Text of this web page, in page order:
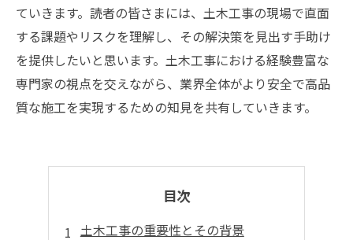
ていきます。読者の皆さまには、土木工事の現場で直面
する課題やリスクを理解し、その解決策を見出す手助け
を提供したいと思います。土木工事における経験豊富な
専門家の視点を交えながら、業界全体がより安全で高品
質な施工を実現するための知見を共有していきます。
目次
土木工事の重要性とその背景